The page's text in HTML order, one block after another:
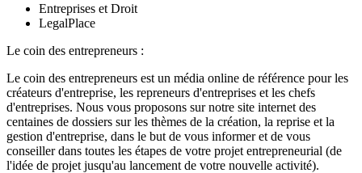
Entreprises et Droit
LegalPlace
Le coin des entrepreneurs :
Le coin des entrepreneurs est un média online de référence pour les
créateurs d'entreprise, les repreneurs d'entreprises et les chefs
d'entreprises. Nous vous proposons sur notre site internet des
centaines de dossiers sur les thèmes de la création, la reprise et la
gestion d'entreprise, dans le but de vous informer et de vous
conseiller dans toutes les étapes de votre projet entrepreneurial (de
l'idée de projet jusqu'au lancement de votre nouvelle activité).